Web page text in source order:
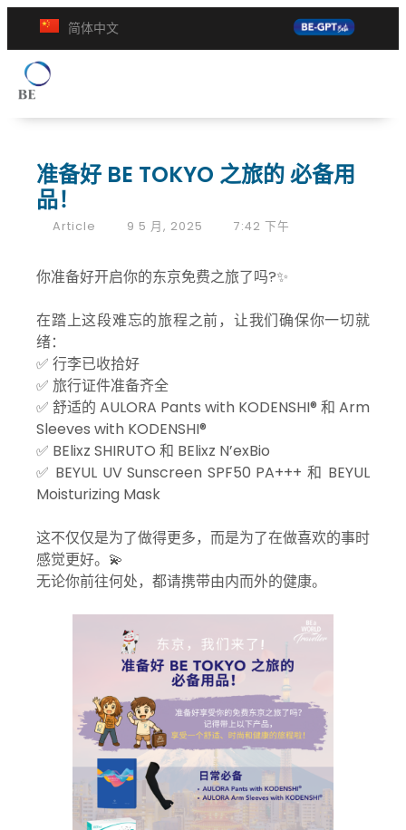
简体中文
准备好 BE TOKYO 之旅的 必备用
品！
Article 9 5 月, 2025 7:42 下午
你准备好开启你的东京免费之旅了吗?✨
在踏上这段难忘的旅程之前，让我们确保你一切就
绪：
✅ 行李已收拾好
✅ 旅行证件准备齐全
✅ 舒适的 AULORA Pants with KODENSHI® 和 Arm
Sleeves with KODENSHI®
✅ BElixz SHIRUTO 和 BElixz N’exBio
✅ BEYUL UV Sunscreen SPF50 PA+++ 和 BEYUL
Moisturizing Mask
这不仅仅是为了做得更多，而是为了在做喜欢的事时
感觉更好。💫
无论你前往何处，都请携带由内而外的健康。